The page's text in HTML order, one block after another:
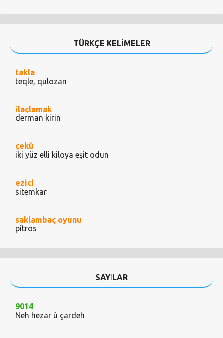
TÜRKÇE KELİMELER
takla
teqle, qulozan
ilaçlamak
derman kirin
çekû
iki yüz elli kiloya eşit odun
ezici
sitemkar
saklambaç oyunu
pîtros
SAYILAR
9014
Neh hezar û çardeh